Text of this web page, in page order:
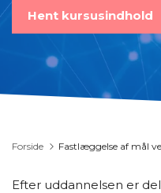
Hent kursusindhold
Forside Fastlæggelse af mål
Efter uddannelsen er